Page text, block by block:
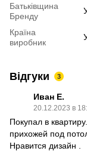
Батьківщина
Бренду
Країна
виробник
Відгуки 3
Иван Е.
20.12.2023 в
Покупал в
прихожей под
Нравится дизайн .